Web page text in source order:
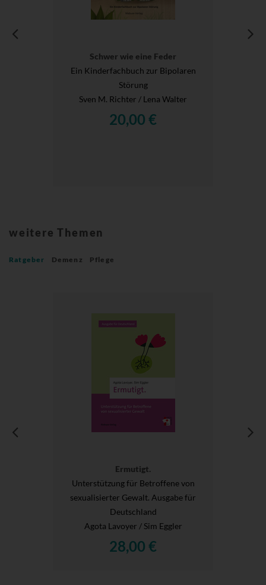
Schwer wie eine Feder
Ein Kinderfachbuch zur Bipolaren
Störung
Sven M. Richter / Lena Walter
20,00 €
weitere Themen
Ratgeber Demenz Pflege
Ermutigt.
Unterstützung für Betroffene von
sexualisierter Gewalt. Ausgabe für
Deutschland
Agota Lavoyer / Sim Eggler
28,00 €